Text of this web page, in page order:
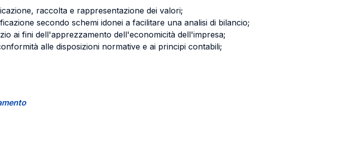
raccolta e rappresentazione dei valori;
secondo schemi idonei a facilitare una analisi di bilancio;
ai fini dell'apprezzamento dell'economicità dell'impresa;
alle disposizioni normative e ai principi contabili;